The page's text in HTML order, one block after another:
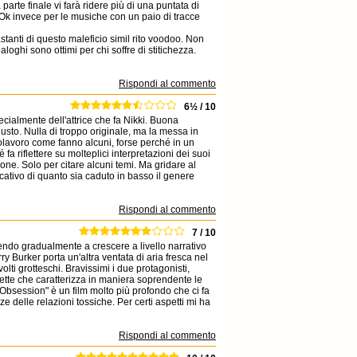
finale vi farà ridere più di una puntata di
invece per le musiche con un paio di tracce
di questo maleficio simil rito voodoo. Non
sono ottimi per chi soffre di stitichezza.
Rispondi al commento
6½ / 10
dell'attrice che fa Nikki. Buona
Nulla di troppo originale, ma la messa in
come fanno alcuni, forse perché in un
fa riflettere su molteplici interpretazioni dei suoi
Solo per citare alcuni temi. Ma gridare al
di quanto sia caduto in basso il genere
Rispondi al commento
7 / 10
gradualmente a crescere a livello narrativo
Burker porta un'altra ventata di aria fresca nel
grotteschi. Bravissimi i due protagonisti,
che caratterizza in maniera soprendente le
è un film molto più profondo che ci fa
delle relazioni tossiche. Per certi aspetti mi ha
Rispondi al commento